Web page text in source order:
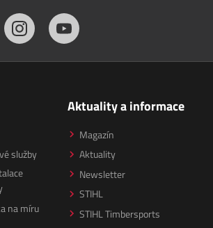
služby
na míru
Aktuality a informace
Magazín
Aktuality
Newsletter
STIHL
STIHL Timbersports